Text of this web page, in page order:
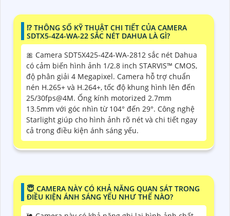
⁉️ THÔNG SỐ KỸ THUẬT CHI TIẾT CỦA CAMERA
SDTX5-4Z4-WA-22 SẮC NÉT DAHUA LÀ GÌ?
🎀 Camera SDT5X425-4Z4-WA-2812 sắc nét Dahua
có cảm biến hình ảnh 1/2.8 inch STARVIS™ CMOS,
độ phân giải 4 Megapixel. Camera hỗ trợ chuẩn
nén H.265+ và H.264+, tốc độ khung hình lên đến
25/30fps@4M. Ống kính motorized 2.7mm
13.5mm với góc nhìn từ 104° đến 29°. Công nghệ
Starlight giúp cho hình ảnh rõ nét và chi tiết ngay
cả trong điều kiện ánh sáng yếu.
😇 CAMERA NÀY CÓ KHẢ NĂNG QUAN SÁT TRONG
ĐIỀU KIỆN ÁNH SÁNG YẾU NHƯ THẾ NÀO?